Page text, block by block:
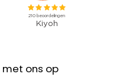
met ons op